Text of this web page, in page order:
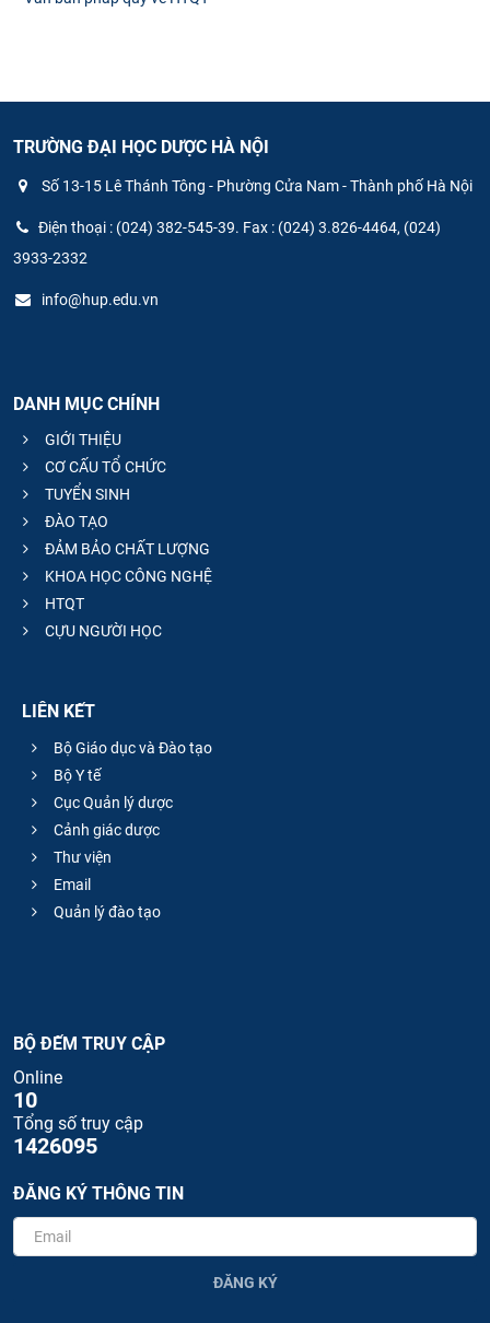
TRƯỜNG ĐẠI HỌC DƯỢC HÀ NỘI
Số 13-15 Lê Thánh Tông - Phường Cửa Nam - Thành phố Hà Nội
Điện thoại : (024) 382-545-39. Fax : (024) 3.826-4464, (024)
3933-2332
info@hup.edu.vn
DANH MỤC CHÍNH
GIỚI THIỆU
CƠ CẤU TỔ CHỨC
TUYỂN SINH
ĐÀO TẠO
ĐẢM BẢO CHẤT LƯỢNG
KHOA HỌC CÔNG NGHỆ
HTQT
CỰU NGƯỜI HỌC
LIÊN KẾT
Bộ Giáo dục và Đào tạo
Bộ Y tế
Cục Quản lý dược
Cảnh giác dược
Thư viện
Email
Quản lý đào tạo
BỘ ĐẾM TRUY CẬP
Online
10
Tổng số truy cập
1426095
ĐĂNG KÝ THÔNG TIN
ĐĂNG KÝ